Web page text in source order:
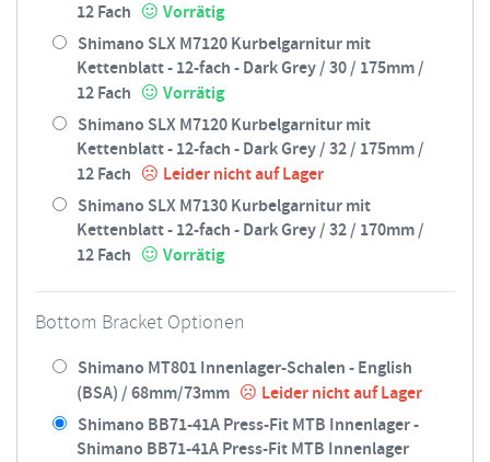
12 Fach
Vorrätig
Shimano SLX M7120 Kurbelgarnitur mit
Kettenblatt - 12-fach - Dark Grey / 30 / 175mm /
12 Fach
Vorrätig
Shimano SLX M7120 Kurbelgarnitur mit
Kettenblatt - 12-fach - Dark Grey / 32 / 175mm /
12 Fach
Leider nicht auf Lager
Shimano SLX M7130 Kurbelgarnitur mit
Kettenblatt - 12-fach - Dark Grey / 32 / 170mm /
12 Fach
Vorrätig
Bottom Bracket Optionen
Shimano MT801 Innenlager-Schalen - English
(BSA) / 68mm/73mm
Leider nicht auf Lager
Shimano BB71-41A Press-Fit MTB Innenlager -
Shimano BB71-41A Press-Fit MTB Innenlager